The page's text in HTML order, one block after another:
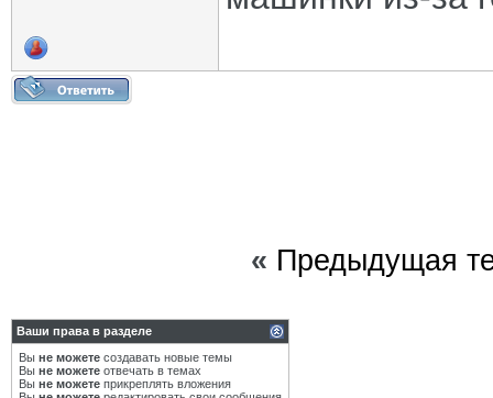
« Предыдущая
Ваши права в разделе
Вы не можете создавать новые темы
Вы не можете отвечать в темах
Вы не можете прикреплять вложения